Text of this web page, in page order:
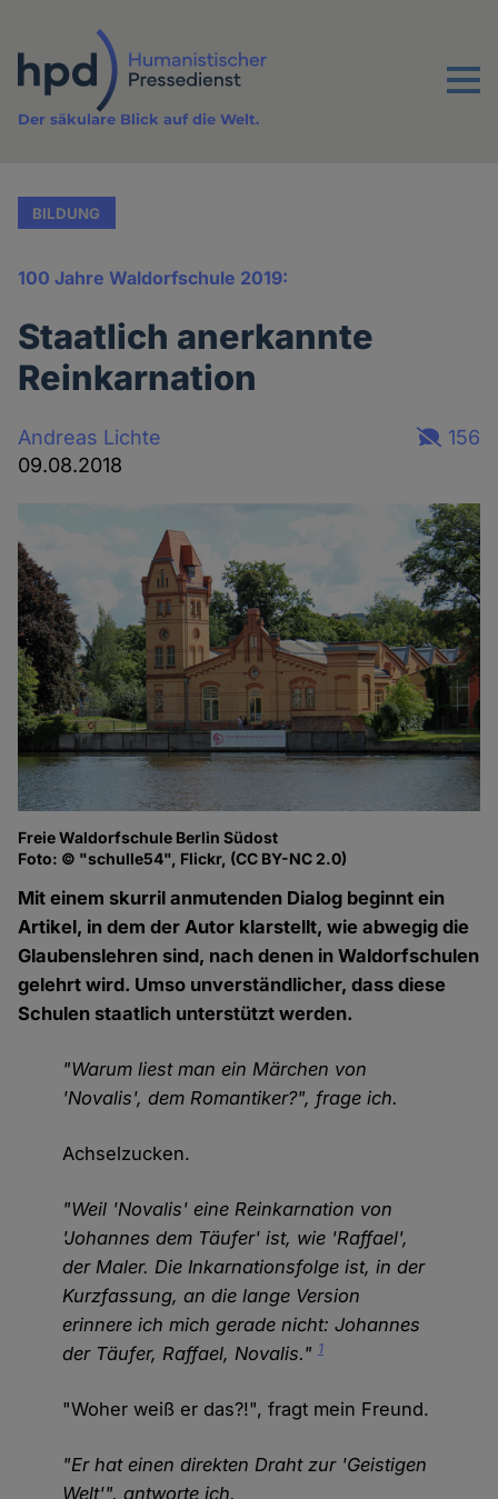
Inhalt
Menu
Der säkulare Blick auf die Welt.
BILDUNG
100 Jahre Waldorfschule 2019:
Staatlich anerkannte
Reinkarnation
Andreas Lichte
09.08.2018
156
Freie Waldorfschule Berlin Südost
Foto: © "schulle54", Flickr, (CC BY-NC 2.0)
Mit einem skurril anmutenden Dialog beginnt ein
Artikel, in dem der Autor klarstellt, wie abwegig die
Glaubenslehren sind, nach denen in Waldorfschulen
gelehrt wird. Umso unverständlicher, dass diese
Schulen staatlich unterstützt werden.
"Warum liest man ein Märchen von
'Novalis', dem Romantiker?", frage ich.
Achselzucken.
"Weil 'Novalis' eine Reinkarnation von
'Johannes dem Täufer' ist, wie 'Raffael',
der Maler. Die Inkarnationsfolge ist, in der
Kurzfassung, an die lange Version
erinnere ich mich gerade nicht: Johannes
der Täufer, Raffael, Novalis."1
"Woher weiß er das?!", fragt mein Freund.
"Er hat einen direkten Draht zur 'Geistigen
Welt'", antworte ich.